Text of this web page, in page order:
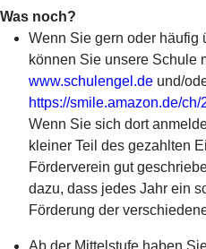
Was noch?
Wenn Sie gern oder häufig
können Sie unsere Schule
www.schulengel.de und/
https://smile.amazon.de/
Wenn Sie sich dort
kleiner Teil des gezahlten
Förderverein gut
dazu, dass jedes Jahr ein
Förderung der